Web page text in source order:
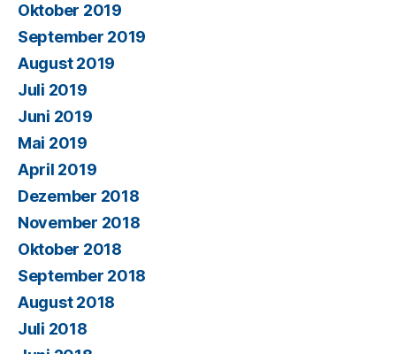
Oktober 2019
September 2019
August 2019
Juli 2019
Juni 2019
Mai 2019
April 2019
Dezember 2018
November 2018
Oktober 2018
September 2018
August 2018
Juli 2018